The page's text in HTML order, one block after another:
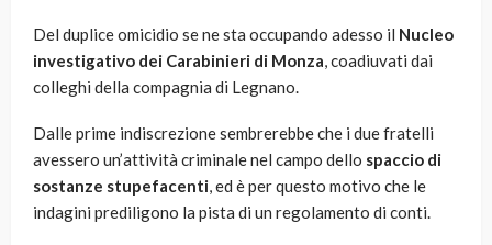
Del duplice omicidio se ne sta occupando adesso il Nucleo
investigativo dei Carabinieri di Monza, coadiuvati dai
colleghi della compagnia di Legnano.
Dalle prime indiscrezione sembrerebbe che i due fratelli
avessero un’attività criminale nel campo dello spaccio di
sostanze stupefacenti, ed è per questo motivo che le
indagini prediligono la pista di un regolamento di conti.